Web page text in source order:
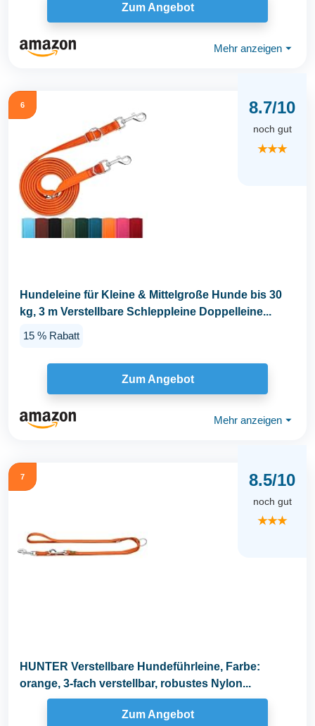
Zum Angebot
Mehr anzeigen ⏷
6 8.7/10
noch gut
★★★
Hundeleine für Kleine & Mittelgroße Hunde bis 30
kg, 3 m Verstellbare Schleppleine Doppelleine...
15 % Rabatt
Zum Angebot
Mehr anzeigen ⏷
7 8.5/10
noch gut
★★★
HUNTER Verstellbare Hundeführleine, Farbe:
orange, 3-fach verstellbar, robustes Nylon...
Zum Angebot